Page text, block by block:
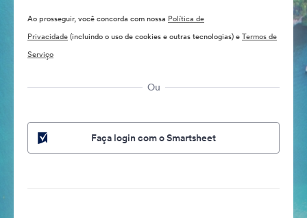
Ao prosseguir, você concorda com nossa Política de
Privacidade(incluindo o uso de cookies e outras tecnologias) eTermos de
Serviço
Ou
Faça login com o Smartsheet